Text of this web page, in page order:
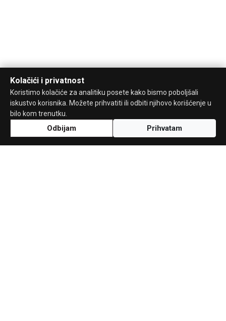
Kolačići i privatnost
Koristimo kolačiće za analitiku posete kako bismo poboljšali
iskustvo korisnika. Možete prihvatiti ili odbiti njihovo korišćenje u
bilo kom trenutku.
Odbijam Prihvatam